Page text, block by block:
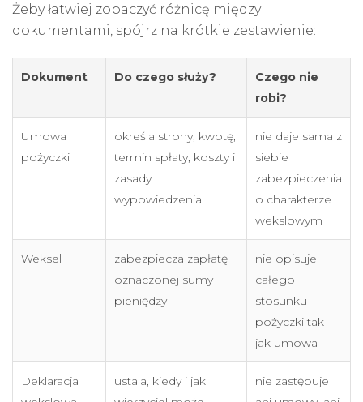
Żeby łatwiej zobaczyć różnicę między
dokumentami, spójrz na krótkie zestawienie:
Dokument Do czego służy?
Czego nie
robi?
Umowa
pożyczki
określa strony, kwotę,
termin spłaty, koszty i
zasady
wypowiedzenia
nie daje sama z
siebie
zabezpieczenia
o charakterze
wekslowym
Weksel
zabezpiecza zapłatę
oznaczonej sumy
pieniędzy
nie opisuje
całego
stosunku
pożyczki tak
jak umowa
Deklaracja
ustala, kiedy i jak
nie zastępuje